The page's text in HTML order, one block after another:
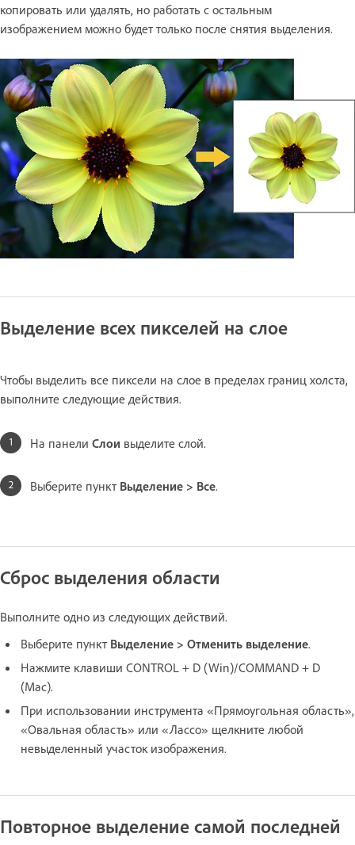
копировать или удалять, но работать с остальным
изображением можно будет только после снятия выделения.
Выделение всех пикселей на слое
Чтобы выделить все пиксели на слое в пределах границ холста,
выполните следующие действия.
На панели Слои выделите слой.
Выберите пункт Выделение > Все.
Сброс выделения области
Выполните одно из следующих действий.
Выберите пункт Выделение > Отменить выделение.
Нажмите клавиши CONTROL + D (Win)/COMMAND + D
(Mac).
При использовании инструмента «Прямоугольная область»,
«Овальная область» или «Лассо» щелкните любой
невыделенный участок изображения.
Повторное выделение самой последней